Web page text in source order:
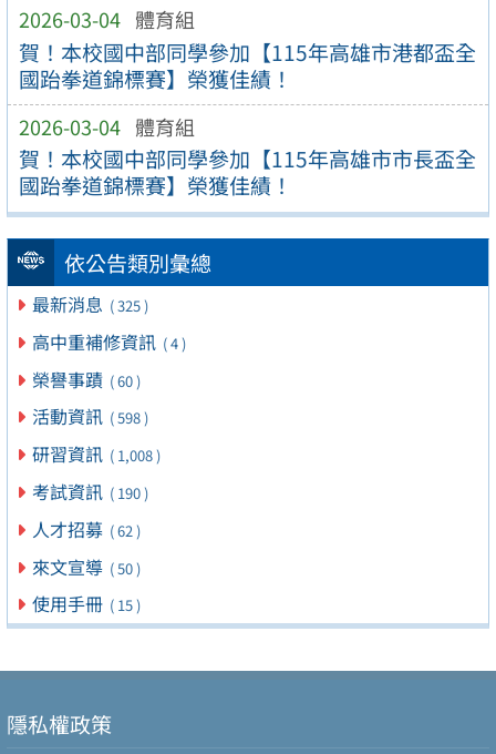
2026-03-04 體育組
賀！本校國中部同學參加【115年高雄市港都盃全
國跆拳道錦標賽】榮獲佳績！
2026-03-04 體育組
賀！本校國中部同學參加【115年高雄市市長盃全
國跆拳道錦標賽】榮獲佳績！
依公告類別彙總
最新消息 ( 325 )
高中重補修資訊 ( 4 )
榮譽事蹟 ( 60 )
活動資訊 ( 598 )
研習資訊 ( 1,008 )
考試資訊 ( 190 )
人才招募 ( 62 )
來文宣導 ( 50 )
使用手冊 ( 15 )
隱私權政策